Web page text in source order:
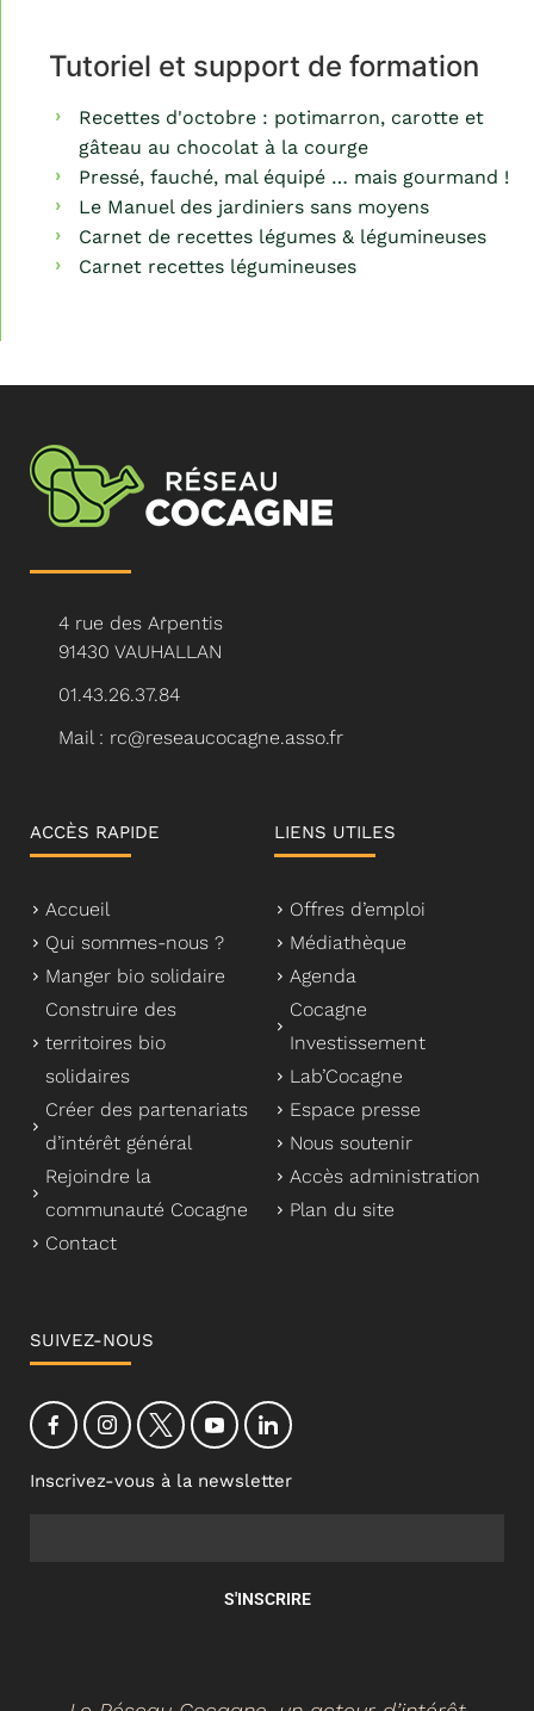
Tutoriel et support de formation
Recettes d'octobre : potimarron, carotte et
gâteau au chocolat à la courge
Pressé, fauché, mal équipé … mais gourmand !
Le Manuel des jardiniers sans moyens
Carnet de recettes légumes & légumineuses
Carnet recettes légumineuses
4 rue des Arpentis
91430 VAUHALLAN
01.43.26.37.84
Mail : rc@reseaucocagne.asso.fr
ACCÈS RAPIDE
Accueil
Qui sommes-nous ?
Manger bio solidaire
Construire des
territoires bio
solidaires
Créer des partenariats
d’intérêt général
Rejoindre la
communauté Cocagne
Contact
LIENS UTILES
Offres d’emploi
Médiathèque
Agenda
Cocagne
Investissement
Lab’Cocagne
Espace presse
Nous soutenir
Accès administration
Plan du site
SUIVEZ-NOUS
Inscrivez-vous à la newsletter
S'INSCRIRE